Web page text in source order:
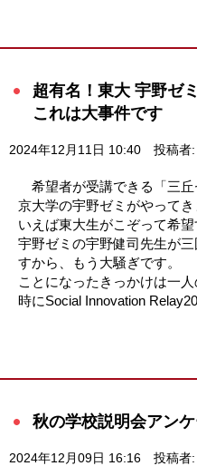
超有名！東大 宇野ゼ
これは大事件です
2024年12月11日 10:40 投稿者
希望者が受講できる「三丘
京大学の宇野ゼミがやって
いえば東大生がこぞって希
宇野ゼミの宇野健司先生が
すから、もう大騒ぎです。
ことになったきっかけは一
時にSocial Innovation
秋の学校説明会アン
2024年12月09日 16:16 投稿者